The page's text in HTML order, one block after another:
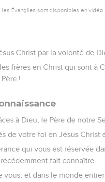
les Évangiles sont disponibles en vidéo
Christ par la volonté de
frères en Christ qui sont à
!
à Dieu, le Père de notre
de votre foi en Jésus Christ
qui vous est réservée
fait connaître.
vous, et dans le monde